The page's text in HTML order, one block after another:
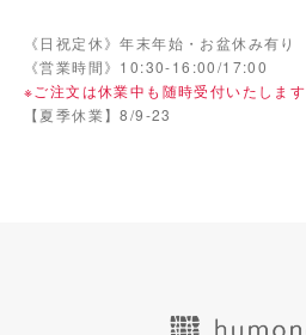
《日祝定休》年末年始・お盆休み有り
《営業時間》10:30-16:00/17:00
※ご注文は休業中も随時受付いたします
【夏季休業】8/9-23